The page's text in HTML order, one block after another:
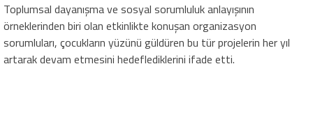
Toplumsal dayanışma ve sosyal sorumluluk anlayışının
örneklerinden biri olan etkinlikte konuşan organizasyon
sorumluları, çocukların yüzünü güldüren bu tür projelerin her yıl
artarak devam etmesini hedeflediklerini ifade etti.